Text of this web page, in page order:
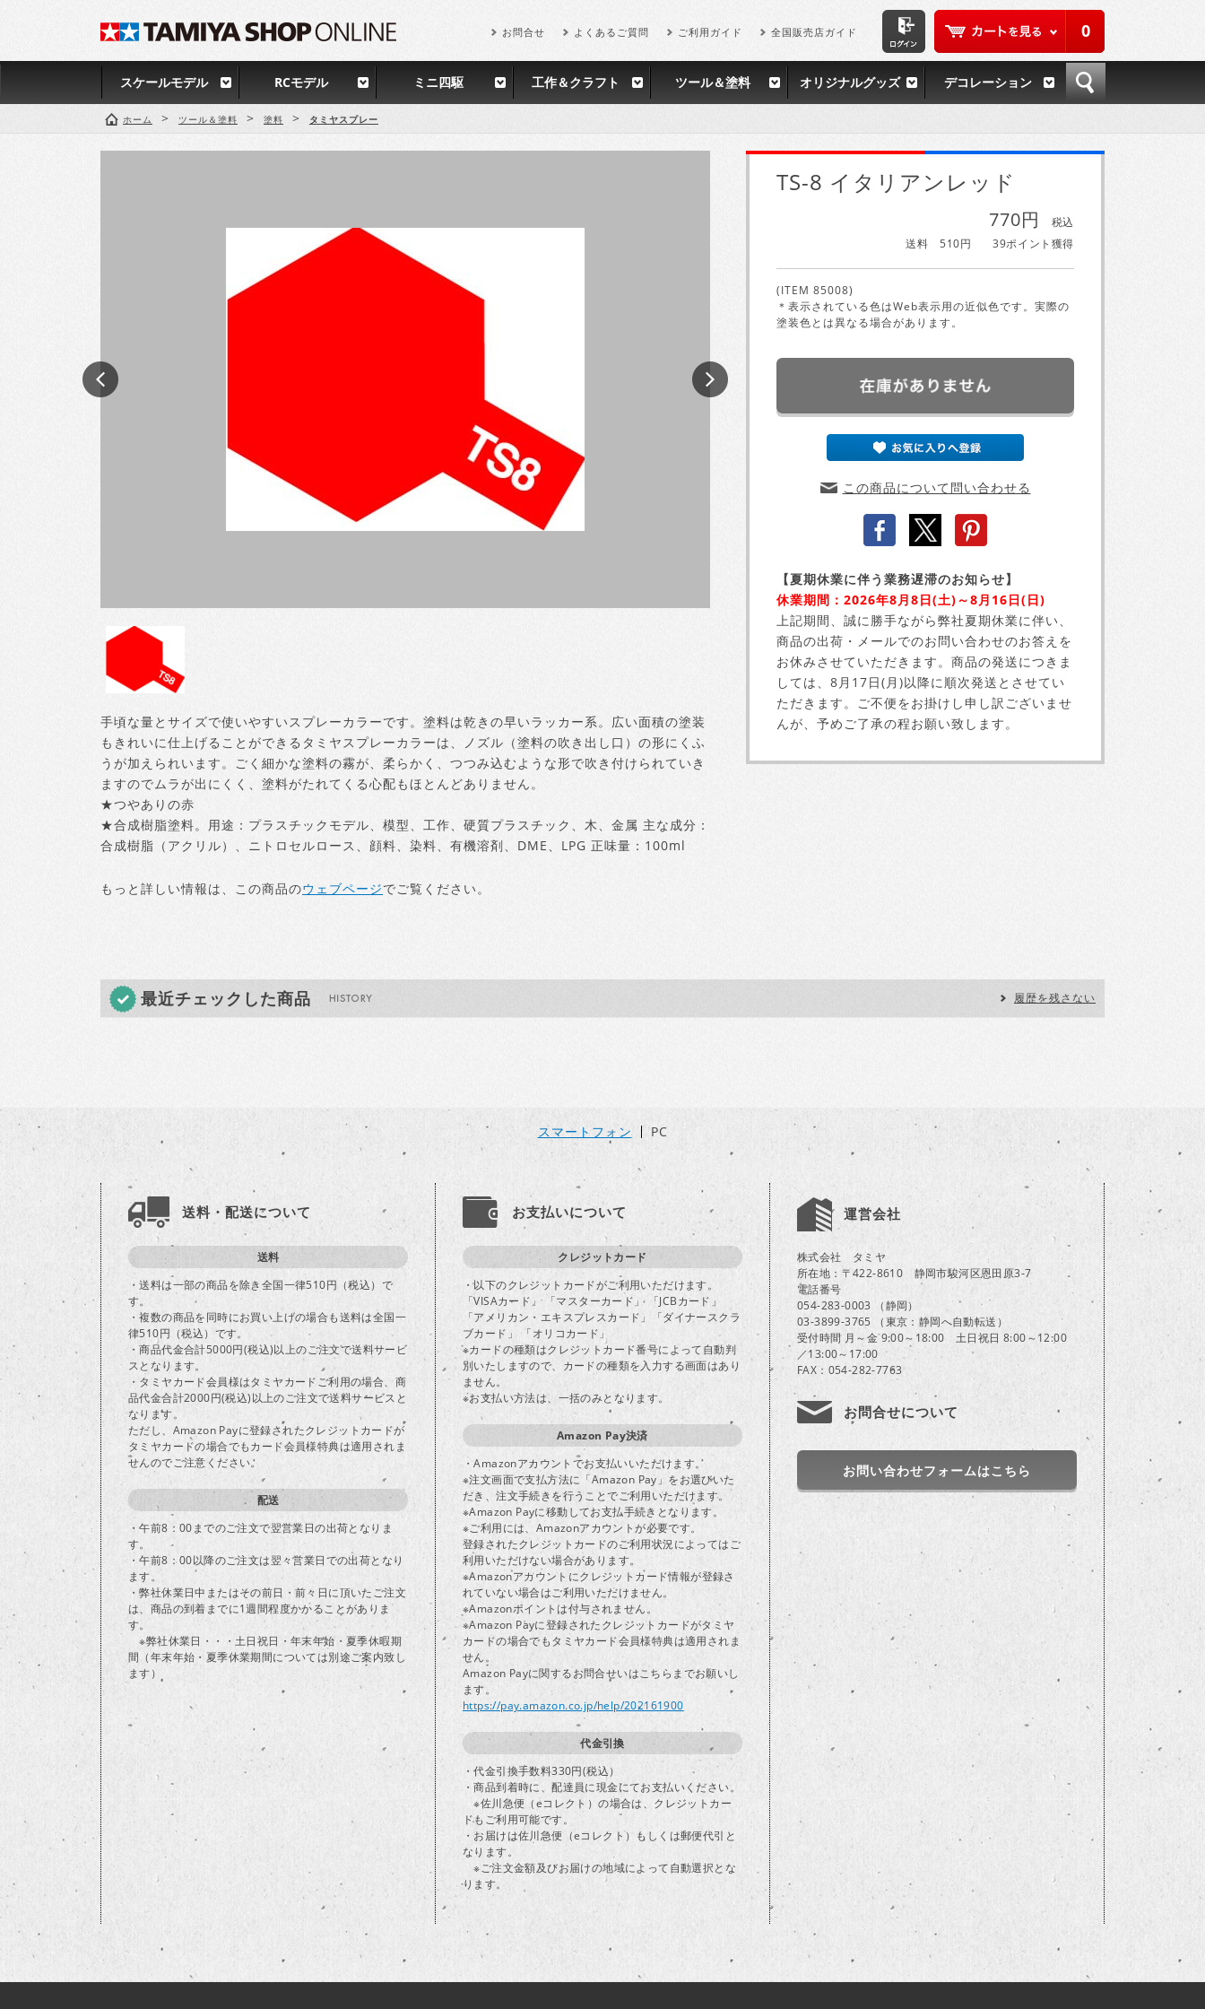
0
お問合せ よくあるご質問 ご利用ガイド 全国販売店ガイド
スケールモデル RCモデル ミニ四駆 工作＆クラフト ツール＆塗料 オリジナルグッズ デコレーション
ホーム > ツール＆塗料 > 塗料 > タミヤスプレー
手頃な量とサイズで使いやすいスプレーカラーです。塗料は乾きの早いラッカー系。広い面積の塗装
もきれいに仕上げることができるタミヤスプレーカラーは、ノズル（塗料の吹き出し口）の形にくふ
うが加えられいます。ごく細かな塗料の霧が、柔らかく、つつみ込むような形で吹き付けられていき
ますのでムラが出にくく、塗料がたれてくる心配もほとんどありません。
★つやありの赤
★合成樹脂塗料。用途：プラスチックモデル、模型、工作、硬質プラスチック、木、金属 主な成分：
合成樹脂（アクリル）、ニトロセルロース、顔料、染料、有機溶剤、DME、LPG 正味量：100ml
もっと詳しい情報は、この商品のウェブページでご覧ください。
TS-8 イタリアンレッド
770円
税込
送料 510円
39ポイント獲得
(ITEM 85008)
＊表示されている色はWeb表示用の近似色です。実際の
塗装色とは異なる場合があります。
この商品について問い合わせる
【夏期休業に伴う業務遅滞のお知らせ】
休業期間：2026年8月8日(土)～8月16日(日)
上記期間、誠に勝手ながら弊社夏期休業に伴い、
商品の出荷・メールでのお問い合わせのお答えを
お休みさせていただきます。商品の発送につきま
しては、8月17日(月)以降に順次発送とさせてい
ただきます。ご不便をお掛けし申し訳ございませ
んが、予めご了承の程お願い致します。
最近チェックした商品 履歴を残さない
スマートフォン PC
送料・配送について
送料
・送料は一部の商品を除き全国一律510円（税込）で
す。
・複数の商品を同時にお買い上げの場合も送料は全国一
律510円（税込）です。
・商品代金合計5000円(税込)以上のご注文で送料サービ
スとなります。
・タミヤカード会員様はタミヤカードご利用の場合、商
品代金合計2000円(税込)以上のご注文で送料サービスと
なります。
ただし、Amazon Payに登録されたクレジットカードが
タミヤカードの場合でもカード会員様特典は適用されま
せんのでご注意ください。
配送
・午前8：00までのご注文で翌営業日の出荷となりま
す。
・午前8：00以降のご注文は翌々営業日での出荷となり
ます。
・弊社休業日中またはその前日・前々日に頂いたご注文
は、商品の到着までに1週間程度かかることがありま
す。
※弊社休業日・・・土日祝日・年末年始・夏季休暇期
間（年末年始・夏季休業期間については別途ご案内致し
ます）
お支払いについて
クレジットカード
・以下のクレジットカードがご利用いただけます。
「VISAカード」 「マスターカード」 「JCBカード」
「アメリカン・エキスプレスカード」「ダイナースクラ
ブカード」 「オリコカード」
※カードの種類はクレジットカード番号によって自動判
別いたしますので、カードの種類を入力する画面はあり
ません。
※お支払い方法は、一括のみとなります。
Amazon Pay決済
・Amazonアカウントでお支払いいただけます。
※注文画面で支払方法に「Amazon Pay」をお選びいた
だき、注文手続きを行うことでご利用いただけます。
※Amazon Payに移動してお支払手続きとなります。
※ご利用には、Amazonアカウントが必要です。
登録されたクレジットカードのご利用状況によってはご
利用いただけない場合があります。
※Amazonアカウントにクレジットカード情報が登録さ
れていない場合はご利用いただけません。
※Amazonポイントは付与されません。
※Amazon Payに登録されたクレジットカードがタミヤ
カードの場合でもタミヤカード会員様特典は適用されま
せん。
Amazon Payに関するお問合せいはこちらまでお願いし
ます。
https://pay.amazon.co.jp/help/202161900
代金引換
・代金引換手数料330円(税込）
・商品到着時に、配達員に現金にてお支払いください。
※佐川急便（eコレクト）の場合は、クレジットカー
ドもご利用可能です。
・お届けは佐川急便（eコレクト）もしくは郵便代引と
なります。
※ご注文金額及びお届けの地域によって自動選択とな
ります。
運営会社
株式会社 タミヤ
所在地：〒422-8610 静岡市駿河区恩田原3-7
電話番号
054-283-0003 （静岡）
03-3899-3765 （東京：静岡へ自動転送）
受付時間 月～金 9:00～18:00 土日祝日 8:00～12:00
／13:00～17:00
FAX：054-282-7763
お問合せについて
お問い合わせフォームはこちら